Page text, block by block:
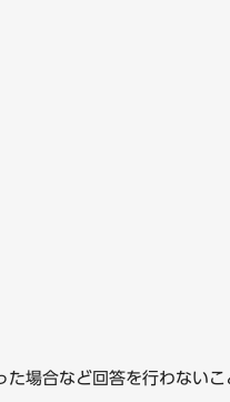
った場合など回答を行わな